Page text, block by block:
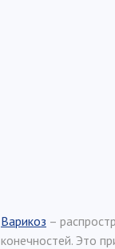
Варикоз –
конечностей. Это